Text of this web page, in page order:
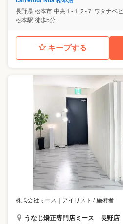
長野県 松本市 中央１-１２-７ ワタナベ
松本駅 徒歩5分
キープする
株式会社ミース アイリスト / 施術者
うなじ矯正専門店ミース 長野店